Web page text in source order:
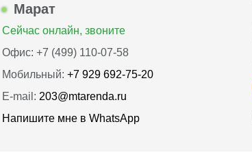
Марат
Сейчас онлайн, звоните
Офис: +7 (499) 110-07-58
Мобильный: +7 929 692-75-20
E-mail: 203@mtarenda.ru
Напишите мне в WhatsApp